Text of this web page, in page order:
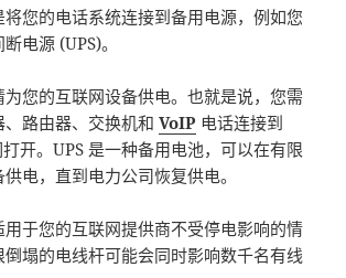
您的电话系统连接到备用电源，例如您
电源 (UPS)。
您的互联网设备供电。也就是说，您需
、路由器、交换机和VoIP 电话连接到
开。UPS 是一种备用电池，可以在有限
电，直到电力公司恢复供电。
用于您的互联网提供商不受停电影响的情
塌的电线杆可能会同时影响数千名有线